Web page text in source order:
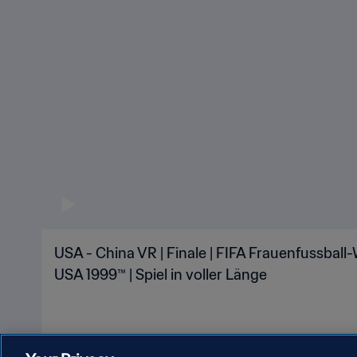
USA - China VR | Finale | FIFA
USA 1999™ | Spiel in voller Länge